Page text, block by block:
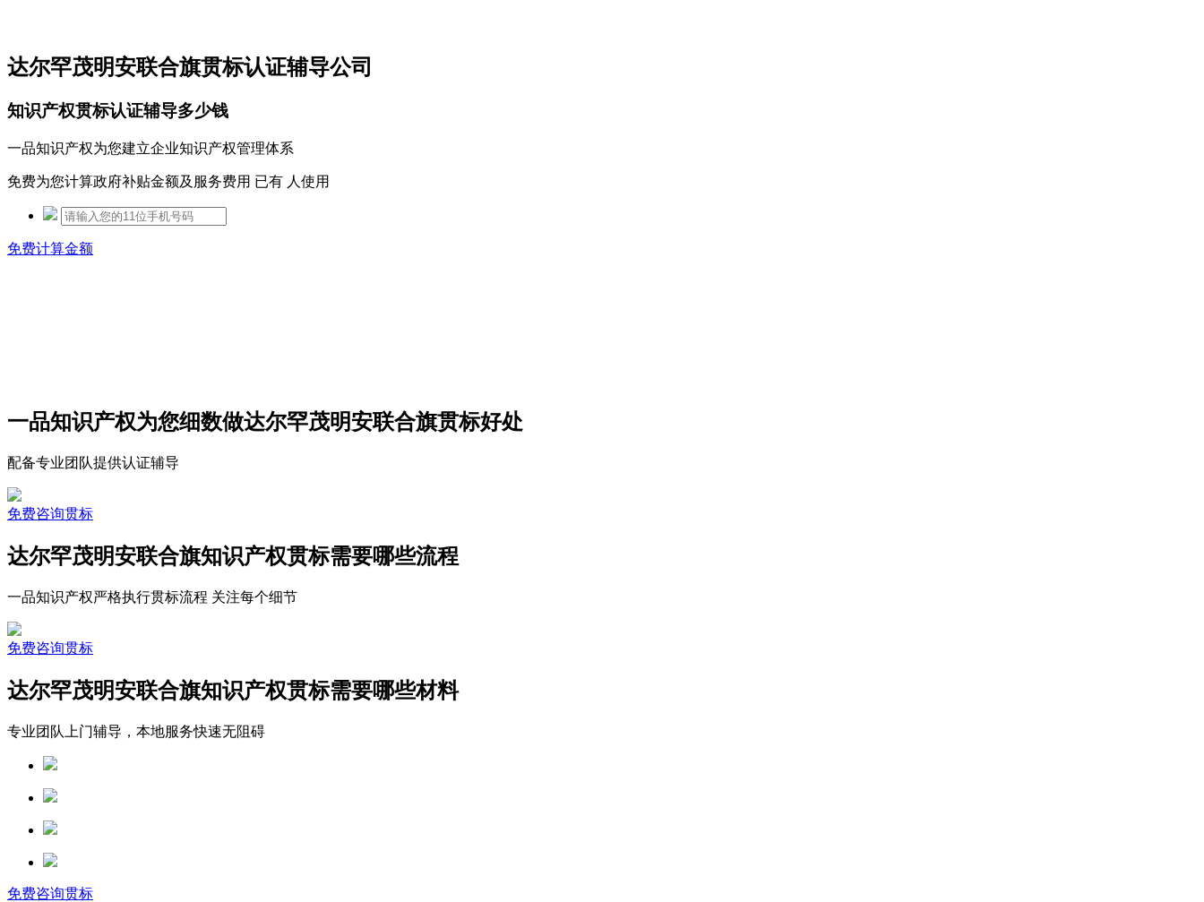
达尔罕茂明安联合旗贯标认证辅导公司
知识产权贯标认证辅导多少钱
一品知识产权为您建立企业知识产权管理体系
免费为您计算政府补贴金额及服务费用 已有 人使用
免费计算金额
一品知识产权为您细数做达尔罕茂明安联合旗贯标好处
配备专业团队提供认证辅导
免费咨询贯标
达尔罕茂明安联合旗知识产权贯标需要哪些流程
一品知识产权严格执行贯标流程 关注每个细节
免费咨询贯标
达尔罕茂明安联合旗知识产权贯标需要哪些材料
专业团队上门辅导，本地服务快速无阻碍
免费咨询贯标